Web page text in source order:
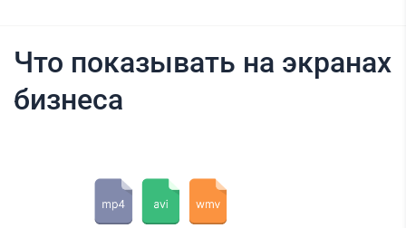
Что показывать на экранах
бизнеса